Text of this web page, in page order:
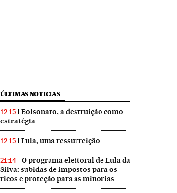
ÚLTIMAS NOTICIAS
12:15
Bolsonaro, a destruição como
estratégia
12:15 Lula, uma ressurreição
21:14
O programa eleitoral de Lula da
Silva: subidas de impostos para os
ricos e proteção para as minorias